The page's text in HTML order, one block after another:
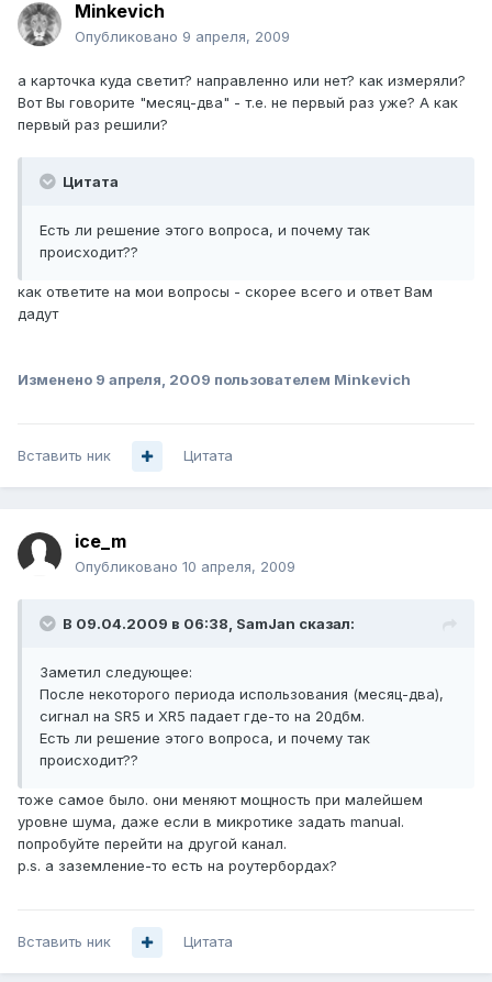
Minkevich
Опубликовано 9 апреля, 2009
а карточка куда светит? направленно или нет? как измеряли?
Вот Вы говорите "месяц-два" - т.е. не первый раз уже? А как
первый раз решили?
Цитата
Есть ли решение этого вопроса, и почему так
происходит??
как ответите на мои вопросы - скорее всего и ответ Вам
дадут
Изменено 9 апреля, 2009 пользователем Minkevich
Вставить ник Цитата
ice_m
Опубликовано 10 апреля, 2009
В 09.04.2009 в 06:38, SamJan сказал:
Заметил следующее:
После некоторого периода использования (месяц-два),
сигнал на SR5 и XR5 падает где-то на 20дбм.
Есть ли решение этого вопроса, и почему так
происходит??
тоже самое было. они меняют мощность при малейшем
уровне шума, даже если в микротике задать manual.
попробуйте перейти на другой канал.
p.s. а заземление-то есть на роутербордах?
Вставить ник Цитата